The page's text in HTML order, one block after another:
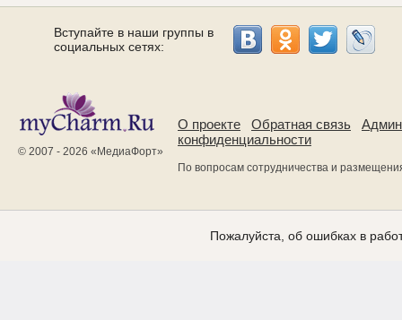
Вступайте в наши группы в
социальных сетях:
© 2007 - 2026 «МедиаФорт»
О проекте Обратная связь
конфиденциальности
По вопросам сотрудничества и
Пожалуйста, об ошибках в